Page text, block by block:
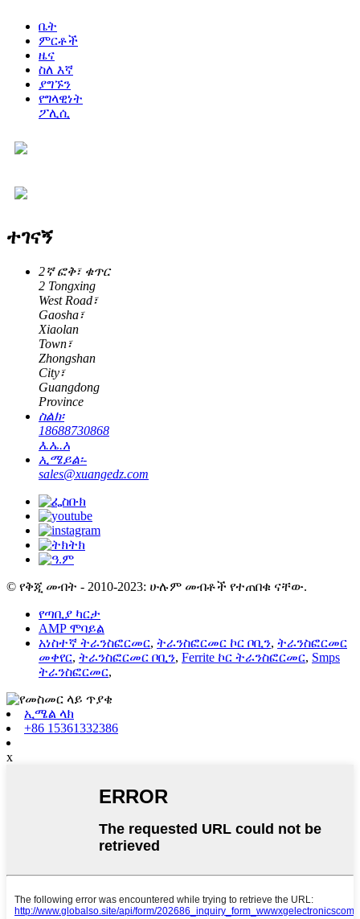
ቤት
ምርቶች
ዜና
ስለ እኛ
ያግኙን
የግላዊነት
ፖሊሲ
ተገናኝ
2ኛ ፎቅ፣ ቁጥር
2 Tongxing
West Road፣
Gaosha፣
Xiaolan
Town፣
Zhongshan
City፣
Guangdong
Province
ስልክ፡
18688730868
እ.ኤ.አ
ኢሜይል፡-
sales@xuangedz.com
© የቅጂ መብት - 2010-2023: ሁሉም መብቶች የተጠበቁ ናቸው.
የጣቢያ ካርታ
AMP ሞባይል
አነስተኛ ትራንስፎርመር, ትራንስፎርመር ኮር ቦቢን, ትራንስፎርመር
መቀየር, ትራንስፎርመር ቦቢን, Ferrite ኮር ትራንስፎርመር, Smps
ትራንስፎርመር,
ኢሜል ላክ
+86 15361332386
x